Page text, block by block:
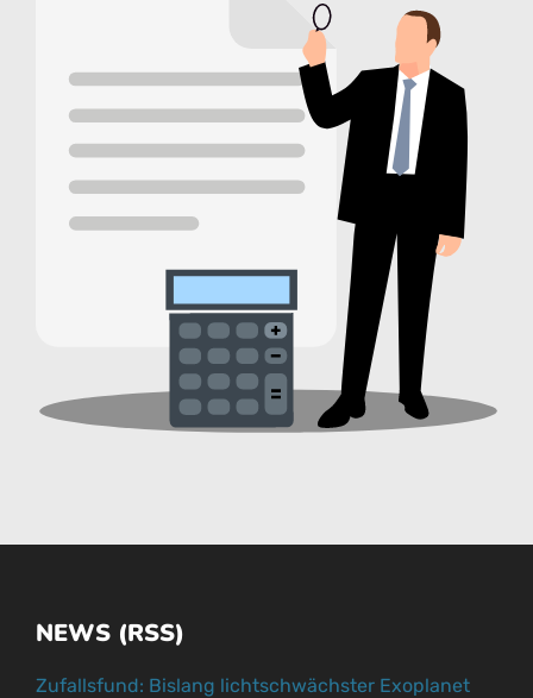
NEWS (RSS)
Zufallsfund: Bislang lichtschwächster Exoplanet